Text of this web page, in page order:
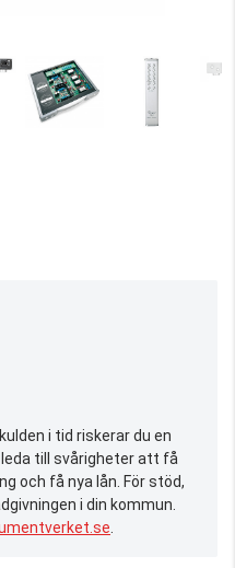
i tid riskerar du en
till svårigheter att få
och få nya lån. För stöd,
i din kommun.